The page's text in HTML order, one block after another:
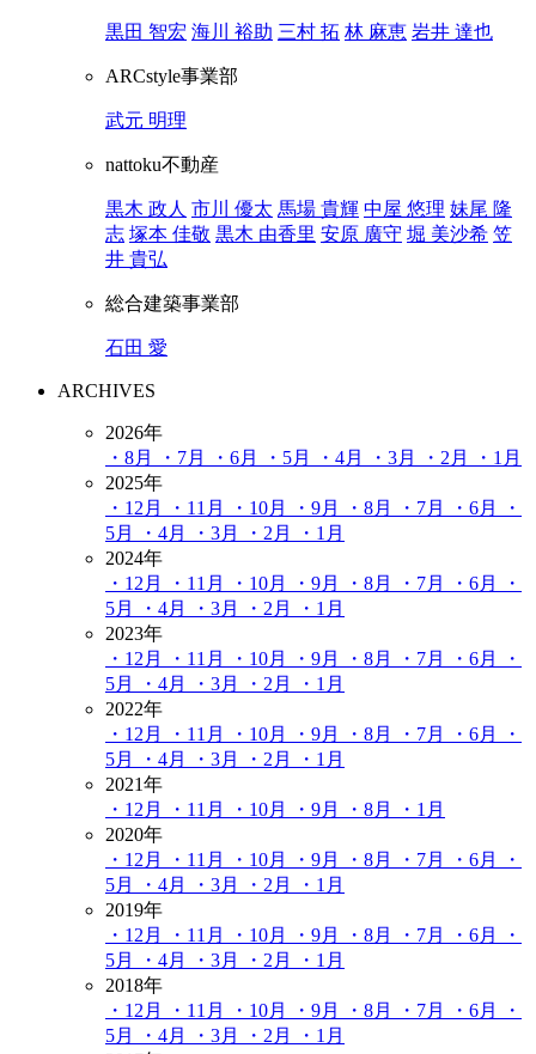
黒田 智宏 海川 裕助 三村 拓 林 麻恵 岩井 達也
ARCstyle事業部
武元 明理
nattoku不動産
黒木 政人 市川 優太 馬場 貴輝 中屋 悠理 妹尾 隆
志 塚本 佳敬 黒木 由香里 安原 廣守 堀 美沙希 笠
井 貴弘
総合建築事業部
石田 愛
ARCHIVES
2026年
・8月
・7月 ・6月 ・5月 ・4月 ・3月 ・2月
・1月
2025年
・12月
・11月 ・10月 ・9月 ・8月 ・7月 ・6月
・
5月
・4月 ・3月 ・2月
・1月
2024年
・12月
・11月 ・10月 ・9月 ・8月 ・7月 ・6月
・
5月
・4月 ・3月 ・2月
・1月
2023年
・12月
・11月 ・10月 ・9月 ・8月 ・7月 ・6月
・
5月
・4月 ・3月 ・2月
・1月
2022年
・12月
・11月 ・10月 ・9月 ・8月 ・7月 ・6月
・
5月
・4月 ・3月 ・2月
・1月
2021年
・12月
・11月 ・10月 ・9月 ・8月
・1月
2020年
・12月
・11月 ・10月 ・9月 ・8月 ・7月 ・6月
・
5月
・4月 ・3月 ・2月
・1月
2019年
・12月
・11月 ・10月 ・9月 ・8月 ・7月 ・6月
・
5月
・4月 ・3月 ・2月
・1月
2018年
・12月
・11月 ・10月 ・9月 ・8月 ・7月 ・6月
・
5月
・4月 ・3月 ・2月
・1月